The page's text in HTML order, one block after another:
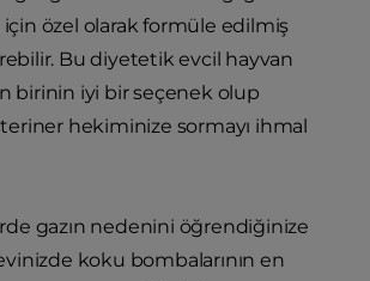
özel olarak formüle edilmiş
Bu diyetetik evcil hayvan
birinin iyi bir seçenek olup
hekiminize sormayı ihmal
gazın nedenini öğrendiğinize
koku bombalarının en